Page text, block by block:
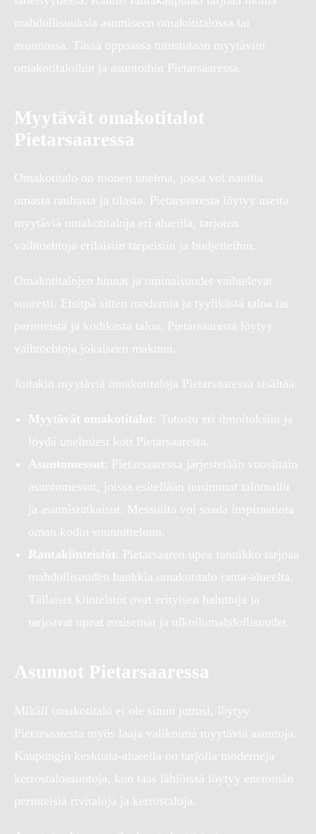
mahdollisuuksia asumiseen omakotitalossa tai
asunnossa. Tässä oppaassa tutustutaan myytäviin
omakotitaloihin ja asuntoihin Pietarsaaressa.
Myytävät omakotitalot
Pietarsaaressa
Omakotitalo on monen unelma, jossa voi nauttia
omasta rauhasta ja tilasta. Pietarsaaresta löytyy useita
myytäviä omakotitaloja eri alueilla, tarjoten
vaihtoehtoja erilaisiin tarpeisiin ja budjetteihin.
Omakotitalojen hinnat ja ominaisuudet vaihtelevat
suuresti. Etsitpä sitten modernia ja tyylikästä taloa tai
perinteistä ja kodikasta taloa, Pietarsaaresta löytyy
vaihtoehtoja jokaiseen makuun.
Joitakin myytäviä omakotitaloja Pietarsaaressa sisältää:
Myytävät omakotitalot: Tutustu eri ilmoituksiin ja
löydä unelmiesi koti Pietarsaaresta.
Asuntomessut: Pietarsaaressa järjestetään vuosittain
asuntomessut, joissa esitellään uusimmat talomallit
ja asumisratkaisut. Messuilta voi saada inspiraatiota
oman kodin suunnitteluun.
Rantakiinteistöt: Pietarsaaren upea rannikko tarjoaa
mahdollisuuden hankkia omakotitalo ranta-alueelta.
Tällaiset kiinteistöt ovat erityisen haluttuja ja
tarjoavat upeat maisemat ja ulkoilumahdollisuudet.
Asunnot Pietarsaaressa
Mikäli omakotitalo ei ole sinun juttusi, löytyy
Pietarsaaresta myös laaja valikoima myytäviä asuntoja.
Kaupungin keskusta-alueella on tarjolla moderneja
kerrostaloasuntoja, kun taas lähiöissä löytyy enemmän
perinteisiä rivitaloja ja kerrostaloja.